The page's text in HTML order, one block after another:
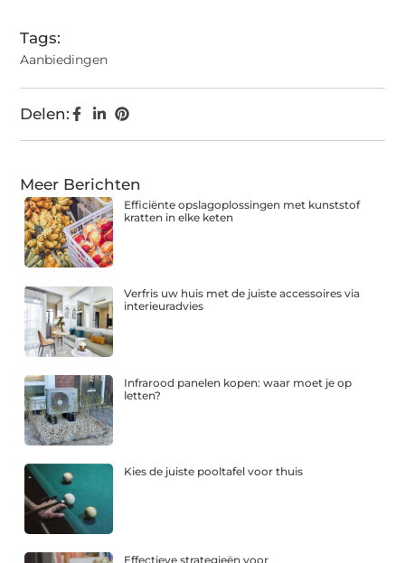
Tags:
Aanbiedingen
Delen:
Meer Berichten
Efficiënte opslagoplossingen met kunststof
kratten in elke keten
Verfris uw huis met de juiste accessoires via
interieuradvies
Infrarood panelen kopen: waar moet je op
letten?
Kies de juiste pooltafel voor thuis
Effectieve strategieën voor